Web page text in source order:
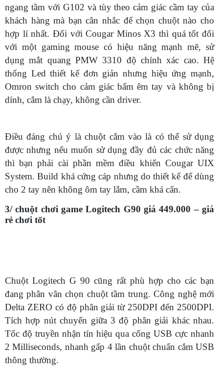
ngang tầm với G102 và tùy theo cảm giác cầm tay của
khách hàng mà bạn cân nhắc để chọn chuột nào cho
hợp lí nhất. Đối với Cougar Minos X3 thì quá tốt đối
với một gaming mouse có hiệu năng mạnh mẽ, sử
dụng mắt quang PMW 3310 độ chính xác cao. Hệ
thống Led thiết kế đơn giản nhưng hiệu ứng mạnh,
Omron switch cho cảm giác bấm êm tay và không bị
dính, cắm là chạy, không cần driver.
Điều đáng chú ý là chuột cắm vào là có thể sử dụng
được nhưng nếu muốn sử dụng đầy đủ các chức năng
thì bạn phải cài phần mềm điều khiển Cougar UIX
System. Build khá cứng cáp nhưng do thiết kể để dùng
cho 2 tay nên không ôm tay lắm, cầm khá cấn.
3/ chuột chơi game Logitech G90 giá 449.000 – giá
rẻ chơi tốt
Chuột Logitech G 90 cũng rất phù hợp cho các bạn
đang phân vân chọn chuột tầm trung. Công nghệ mới
Delta ZERO có độ phân giải từ 250DPI đến 2500DPI.
Tích hợp nút chuyển giữa 3 độ phân giải khác nhau.
Tốc độ truyền nhận tín hiệu qua cổng USB cực nhanh
2 Milliseconds, nhanh gấp 4 lần chuột chuẩn cắm USB
thông thường.